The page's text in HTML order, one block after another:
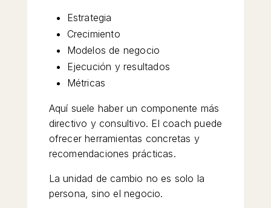
Estrategia
Crecimiento
Modelos de negocio
Ejecución y resultados
Métricas
Aquí suele haber un componente más
directivo y consultivo. El coach puede
ofrecer herramientas concretas y
recomendaciones prácticas.
La unidad de cambio no es solo la
persona, sino el negocio.